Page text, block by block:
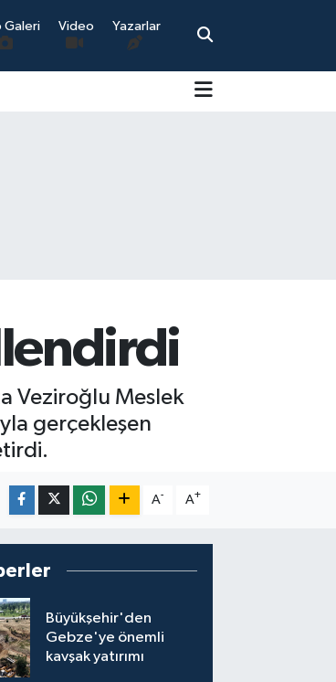
Galeri Video Yazarlar
Veziroğlu Meslek
gerçekleşen
A- A+
Büyükşehir'den
Gebze'ye önemli
kavşak yatırımı